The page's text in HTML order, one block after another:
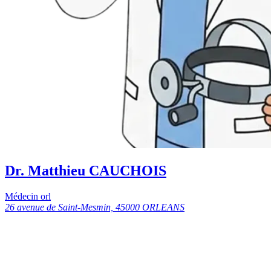
Dr. Matthieu CAUCHOIS
Médecin orl
26 avenue de Saint-Mesmin, 45000 ORLEANS